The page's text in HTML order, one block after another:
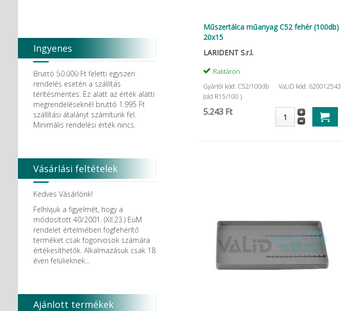
Műszertálca műanyag C52 fehér (100db)
20x15
LARIDENT S.r.l.
Raktáron
Gyártói kód: C52/100db
(old R15/100 )
VaLiD kód: 620012543
5.243 Ft
Ingyenes
házhozszállítás
Bruttó 50.000 Ft feletti egyszeri
rendelés esetén a szállítás
térítésmentes. Ez alatt az érték alatti
megrendeléseknél bruttó 1.995 Ft
szállítási átalányt számítunk fel.
Minimális rendelési érték nincs.
Vásárlási feltételek
Kedves Vásárlónk!
Felhívjuk a figyelmét, hogy a
módosított 40/2001. (XII.23.) EüM
rendelet értelmében fogfehérítő
terméket csak fogorvosok számára
értékesíthetők. Alkalmazásuk csak 18
éven felülieknek...
Ajánlott termékek